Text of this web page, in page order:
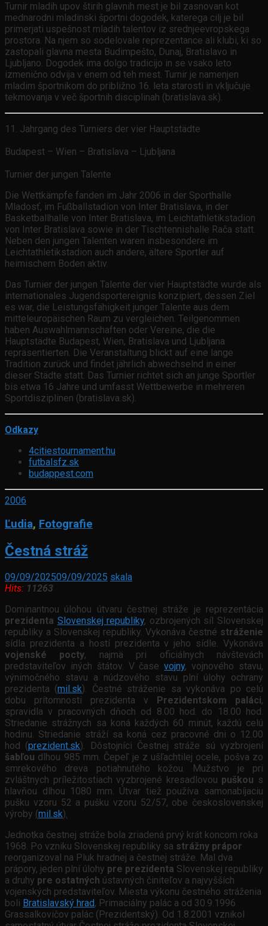
Turnir mladih upov štirih glavnih mest je bil zasnovan kot
mednarodni mladinski športni dogodek, katerega cilj je bil
primerjati uspešnost mladih talentov iz srednjeevropskega
prostora. Na njem so sodelovale reprezentance ali klubi, ki so
zastopali glavna mesta Budimpešto, Dunaj, Bratislavo in
Ljubljano. Dogodek ima dolgo tradicijo in se vsako leto
izmenično odvija v enem od teh mest. Turnir je namenjen
mladim športnikom do približno 16. leta starosti in vključuje
tekmovanja v več športnih disciplinah (bratislava.sk).
11. Jahrgang des Turniers der vier Hauptstädte
Budapest – Wien – Bratislava – Ljubljana
Turnier der jungen Talente
Die Wettkämpfe fanden im Jahr 2006 in der Sporthalle
Mladosť, im Fußballstadion von Inter Bratislava, in der
Basketballhalle von Inter Bratislava, im Leichtathletikstadion
von Inter Bratislava sowie in der Tischtennishalle Rača statt.
Neben den jungen Talenten waren insbesondere im
Leichtathletikstadion auch andere, ältere Sportler auf
heimischem Boden aktiv.
Das Turnier der jungen Talente der vier Hauptstädte wurde als
internationales Jugendsportereignis konzipiert, dessen Ziel
es war, die Leistungsfähigkeit junger Talente aus dem
mitteleuropäischen Raum zu vergleichen. Teilgenommen
haben Auswahlmannschaften oder Vereine, die die
Hauptstädte Budapest, Wien, Bratislava und Ljubljana
repräsentierten. Die Veranstaltung blickt auf eine lange
Tradition zurück und findet jährlich abwechselnd in einer
dieser Städte statt. Das Turnier richtet sich an junge Sportler
bis etwa 16 Jahre und umfasst Wettbewerbe in mehreren
Sportdisziplinen (bratislava.sk).
Odkazy
4citiestournament.hu
futbalsfz.sk
budappest.com
2006
Ľudia, Fotografie
Čestná stráž
09/09/202509/09/2025 skala
Hits: 11263
Dominantnou úlohou útvaru čestnej stráže je reprezentácia
prezidenta Slovenskej republiky, ozbrojených síl Slovenskej
republiky a Slovenskej republiky. Vykonáva čestné stráženie
sídla prezidenta a hostí prezidenta v jeho sídle. Vykonáva
vojenské pocty, najmä pri oficiálnych návštevách
predstaviteľov iných štátov. V časevojny, vojnového stavu,
výnimočného stavu a núdzového stavu plní úlohy ochrany
prezidenta (mil.sk). Čestné stráženie sa vykonáva po celú
dobu prítomnosti prezidenta v Prezidentskom paláci,
spravidla v pracovných dňoch od 8.00 hod. do 18.00 hod.
Striedanie strážnych sa koná každých 60 minút, každú celú
hodinu. Striedanie stráží sa koná cez pracovné dni o 12.00
hod (prezident.sk). Dôstojníci Čestnej stráže sú vyzbrojení
šabľou dlhou 985 mm. Čepeľ je z ušľachtilej ocele, pošva zo
smrekového dreva potiahnutého kožou. Mužstvo je pri
zvláštnych príležitostiach vyzbrojené kresadlovou puškou s
hlavňou dlhou 1080 mm. Útvar tiež používa samonabíjaciu
pušku vzoru 52 a pušku vzoru 52/57, obe československej
výroby (mil.sk).
Jednotka čestnej stráže bola zriadená prvý krát koncom roka
1968. Po vzniku Slovenskej republiky sa strážny prápor
reorganizoval na Pluk hradnej a čestnej stráže. Mal dva
prápory, jeden plní úlohy pre prezidenta Slovenskej republiky
a druhy pre ostatných ústavných činiteľov a najvyšších
vojenských predstaviteľov. Miesta výkonu čestného stráženia
boli Bratislavský hrad, Primaciálny palác a od 30.9.1996
Grassalkovičov palác (Prezidentský). Od 1.8.2001 vznikol